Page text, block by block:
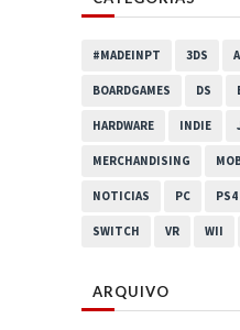
#MADEINPT 3DS
BOARDGAMES DS
HARDWARE INDIE
MERCHANDISING
NOTICIAS PC PS4
SWITCH VR WII
ARQUIVO